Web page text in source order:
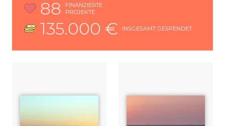
88
FINANZIERTE
PROJEKTE
135.000 € INSGESAMT GESPENDET